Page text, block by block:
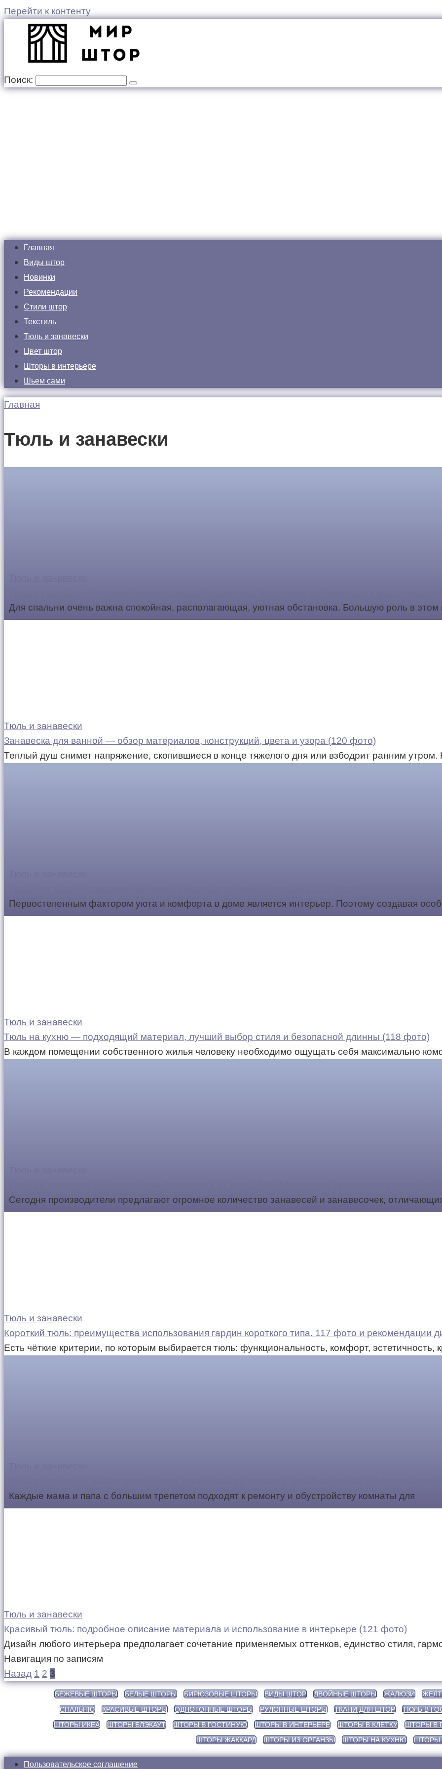
Перейти к контенту
Поиск:
Главная
Виды штор
Новинки
Рекомендации
Стили штор
Текстиль
Тюль и занавески
Цвет штор
Шторы в интерьере
Шьем сами
Главная
Тюль и занавески
Для спальни очень важна спокойная, располагающая, уютная обстановка. Большую роль в этом
Тюль и занавески
Занавеска для ванной — обзор материалов, конструкций, цвета и узора (120 фото)
Теплый душ снимет напряжение, скопившиеся в конце тяжелого дня или взбодрит ранним утром.
Первостепенным фактором уюта и комфорта в доме является интерьер. Поэтому создавая
Тюль и занавески
Тюль на кухню — подходящий материал, лучший выбор стиля и безопасной длинны (118 фото)
В каждом помещении собственного жилья человеку необходимо ощущать себя максимально
Сегодня производители предлагают огромное количество занавесей и занавесочек,
Тюль и занавески
Короткий тюль: преимущества использования гардин короткого типа. 117 фото и рекомендации
Есть чёткие критерии, по которым выбирается тюль: функциональность, комфорт, эстетичность,
Каждые мама и папа с большим трепетом подходят к ремонту и обустройству комнаты для
Тюль и занавески
Красивый тюль: подробное описание материала и использование в интерьере (121 фото)
Дизайн любого интерьера предполагает сочетание применяемых оттенков, единство стиля,
Навигация по записям
Назад 1 2 3
БЕЖЕВЫЕ ШТОРЫ БЕЛЫЕ ШТОРЫ БИРЮЗОВЫЕ ШТОРЫ ВИДЫ ШТОР ДВОЙНЫЕ ШТОРЫ ЖАЛЮЗИ
СПАЛЬНЮ
КРАСИВЫЕ ШТОРЫ ОДНОТОННЫЕ ШТОРЫ РУЛОННЫЕ ШТОРЫ ТКАНИ ДЛЯ ШТОР
ТЮЛЬ В
ШТОРЫ ИКЕА
ШТОРЫ БЛЭКАУТ ШТОРЫ В ГОСТИНУЮ ШТОРЫ В ИНТЕРЬЕРЕ ШТОРЫ В КЛЕТКУ
ШТОРЫ В
ШТОРЫ ЖАККАРД
ШТОРЫ ИЗ ОРГАНЗЫ ШТОРЫ НА КУХНЮ ШТОРЫ
Пользовательское соглашение